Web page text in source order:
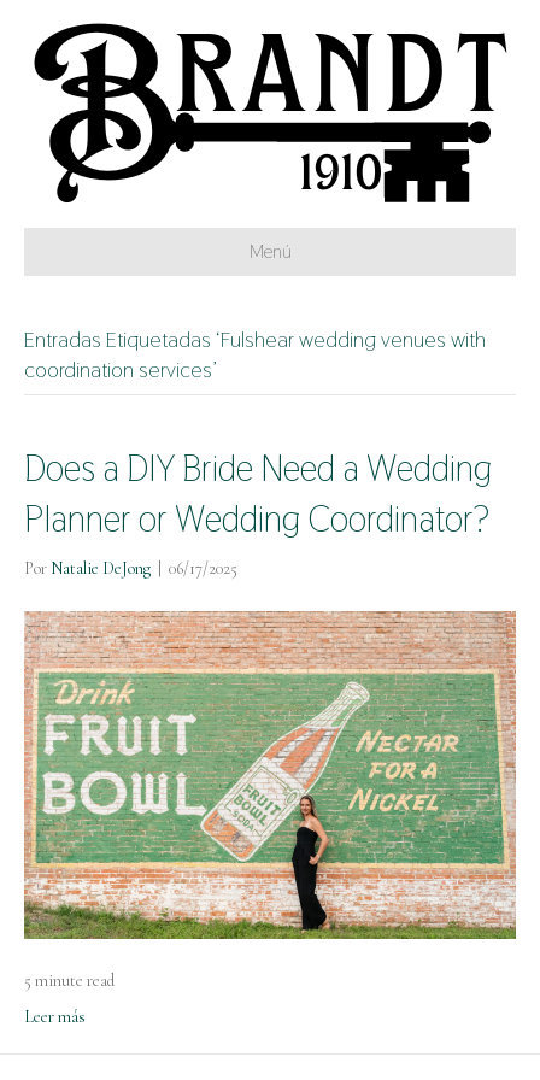
Menú
Entradas Etiquetadas ‘Fulshear wedding venues with
coordination services’
Does a DIY Bride Need a Wedding
Planner or Wedding Coordinator?
Por Natalie DeJong 06/17/2025
5 minute read
Leer más